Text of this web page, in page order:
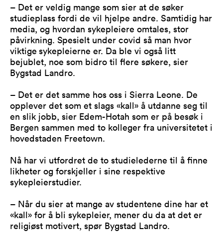
– Det er veldig mange som sier at de søker
studieplass fordi de vil hjelpe andre. Samtidig har
media, og hvordan sykepleiere omtales, stor
påvirkning. Spesielt under covid så man hvor
viktige sykepleierne er. Da ble vi også litt
bejublet, noe som bidro til flere søkere, sier
Bygstad Landro.
– Det er det samme hos oss i Sierra Leone. De
opplever det som et slags «kall» å utdanne seg til
en slik jobb, sier Edem-Hotah som er på besøk i
Bergen sammen med to kolleger fra universitetet i
hovedstaden Freetown.
Nå har vi utfordret de to studielederne til å finne
likheter og forskjeller i sine respektive
sykepleierstudier.
– Når du sier at mange av studentene dine har et
«kall» for å bli sykepleier, mener du da at det er
religiøst motivert, spør Bygstad Landro.